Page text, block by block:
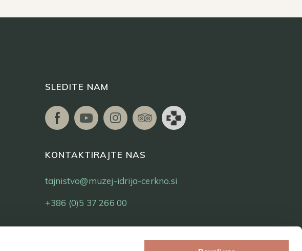
SLEDITE NAM
KONTAKTIRAJTE NAS
tajnistvo@muzej-idrija-cerkno.si
+386 (0)5 37 266 00